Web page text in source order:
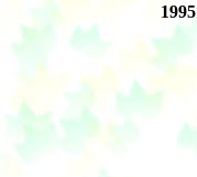
1995